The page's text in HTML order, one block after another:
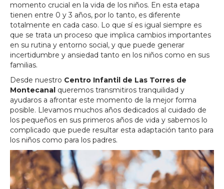
momento crucial en la vida de los niños. En esta etapa
tienen entre 0 y 3 años, por lo tanto, es diferente
totalmente en cada caso. Lo que sí es igual siempre es
que se trata un proceso que implica cambios importantes
en su rutina y entorno social, y que puede generar
incertidumbre y ansiedad tanto en los niños como en sus
familias.
Desde nuestro Centro Infantil de Las Torres de
Montecanal queremos transmitiros tranquilidad y
ayudaros a afrontar este momento de la mejor forma
posible. Llevamos muchos años dedicados al cuidado de
los pequeños en sus primeros años de vida y sabemos lo
complicado que puede resultar esta adaptación tanto para
los niños como para los padres.